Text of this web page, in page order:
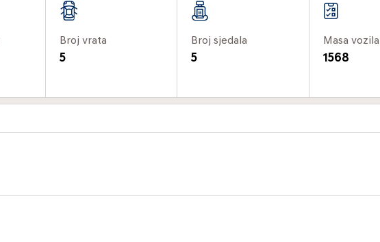
Broj vrata
5
Broj sjedala
5
Masa
1568